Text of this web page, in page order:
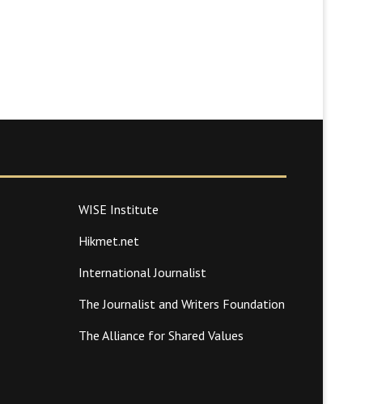
WISE Institute
Hikmet.net
International Journalist
The Journalist and Writers Foundation
The Alliance for Shared Values